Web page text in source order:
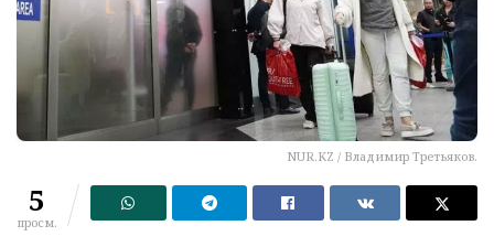
NUR.KZ / Владимир Третьяков.
5
просм.